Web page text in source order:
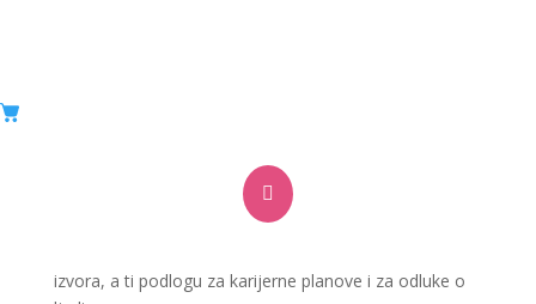

Provođenje 360 feedback-a
Tvoji djelatnici dobit će detaljne povratne informacije o
izvora, a ti podlogu za karijerne planove i za odluke o